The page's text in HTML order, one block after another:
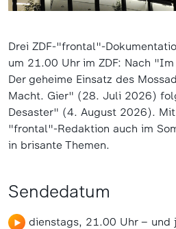
Drei ZDF-"frontal"-
um 21.00 Uhr im ZDF: Nach
Der geheime Einsatz des
Macht. Gier" (28. Juli 2026)
Desaster" (4. August 2026).
"frontal"-Redaktion auch im
in brisante Themen.
Sendedatum
dienstags, 21.00 Uhr – und